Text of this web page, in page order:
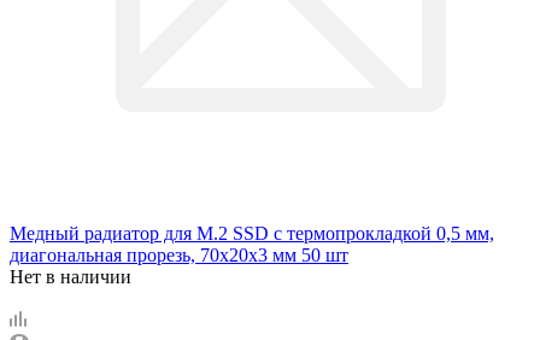
Медный радиатор для М.2 SSD с термопрокладкой 0,5 мм,
диагональная прорезь, 70х20х3 мм 50 шт
Нет в наличии